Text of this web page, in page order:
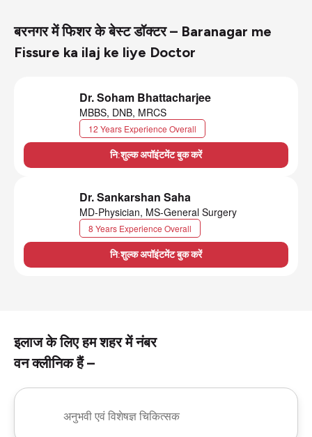
बरनगर में फिशर के बेस्ट डॉक्टर – Baranagar me
Fissure ka ilaj ke liye Doctor
Dr. Soham Bhattacharjee
MBBS, DNB, MRCS
12 Years Experience Overall
नि:शुल्क अपॉइंटमेंट बुक करें
Dr. Sankarshan Saha
MD-Physician, MS-General Surgery
8 Years Experience Overall
नि:शुल्क अपॉइंटमेंट बुक करें
इलाज के लिए हम शहर में नंबर
वन क्लीनिक हैं –
अनुभवी एवं विशेषज्ञ चिकित्सक